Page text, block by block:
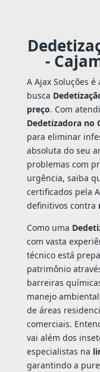
-
A Ajax Soluções
busca
preço. Com
Dedetizadora no
para eliminar
absoluta do seu
problemas com
urgência, saiba
certificados pela
definitivos contra
Como uma
com vasta
técnico está
patrimônio
barreiras
manejo
de áreas
comerciais.
vai além dos
especialistas na
garantindo a